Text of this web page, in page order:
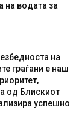
на водата за
на
граѓани е наш
од Блискиот
успешно